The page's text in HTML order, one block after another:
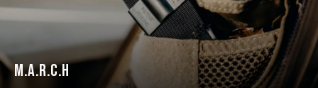
M.A.R.C.H